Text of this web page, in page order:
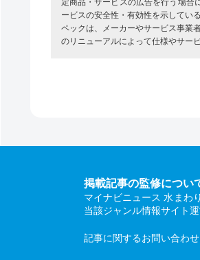
定商品・サービスの広告を行う場
ービスの安全性・有効性を示してい
ペックは、メーカーやサービス事業
のリニューアルによって仕様やサー
掲載記事の監修につい
マイナビニュース 水まわ
当該ジャンル情報サイト
記事に関するお問い合わ